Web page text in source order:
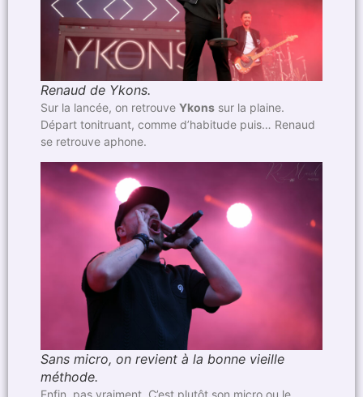
Renaud de Ykons.
Sur la lancée, on retrouve Ykons sur la plaine.
Départ tonitruant, comme d’habitude puis… Renaud
se retrouve aphone.
Sans micro, on revient à la bonne vieille
méthode.
Enfin, pas vraiment. C’est plutôt son micro ou le